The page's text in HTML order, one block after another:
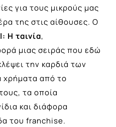
για τους μικρούς μας
της στις αίθουσες. Ο
Η ταινία,
μιας σειράς που εδώ
την καρδιά των
χρήματα από το
τα οποία
και διάφορα
του franchise.